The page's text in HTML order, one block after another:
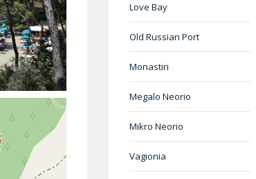
Love Bay
Old Russian Port
Monastiri
Megalo Neorio
Mikro Neorio
Vagionia